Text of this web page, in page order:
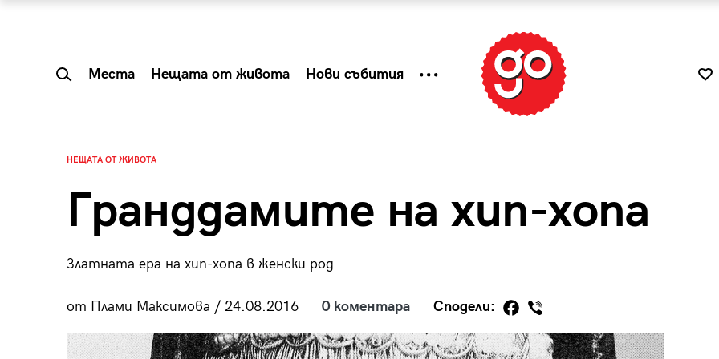
Места Нещата от живота Нови събития
НЕЩАТА ОТ ЖИВОТА
Гранддамите на хип-хопа
Златната ера на хип-хопа в женски род
от Плами Максимова / 24.08.2016 0 коментара Сподели:
Summer Prelude: как
Tender is the Wine – Какво